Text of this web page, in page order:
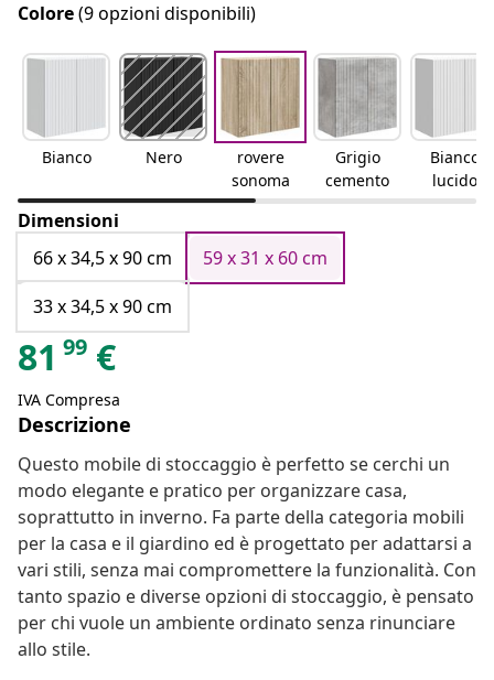
Colore(9 opzioni disponibili)
Bianco Nero
rovere
sonoma
Grigio
cemento
Bianco
lucido
Dimensioni
66 x 34,5 x 90 cm
59 x 31 x 60 cm
33 x 34,5 x 90 cm
81 99 €
IVA Compresa
Descrizione
Questo mobile di stoccaggio è perfetto se cerchi un
modo elegante e pratico per organizzare casa,
soprattutto in inverno. Fa parte della categoria mobili
per la casa e il giardino ed è progettato per adattarsi a
vari stili, senza mai compromettere la funzionalità. Con
tanto spazio e diverse opzioni di stoccaggio, è pensato
per chi vuole un ambiente ordinato senza rinunciare
allo stile.